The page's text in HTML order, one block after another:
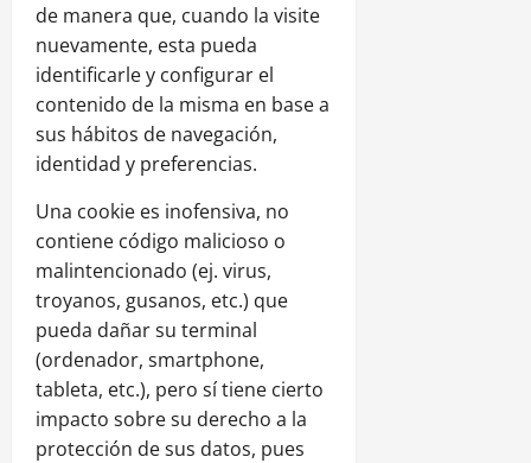
de manera que, cuando la visite
nuevamente, esta pueda
identificarle y configurar el
contenido de la misma en base a
sus hábitos de navegación,
identidad y preferencias.
Una cookie es inofensiva, no
contiene código malicioso o
malintencionado (ej. virus,
troyanos, gusanos, etc.) que
pueda dañar su terminal
(ordenador, smartphone,
tableta, etc.), pero sí tiene cierto
impacto sobre su derecho a la
protección de sus datos, pues